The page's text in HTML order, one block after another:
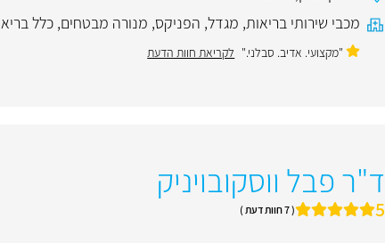
מכבי שירותי בריאות, מגדל, הפניקס, מנורה מבטחים, כלל
"מקצועי. אדיב. סבלני." לקריאת חוות הדעת
ד"ר פבל ווסקובויניק
5 ( 7 חוות דעת )